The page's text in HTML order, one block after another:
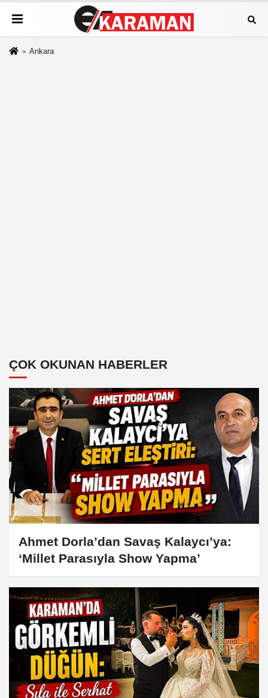
Ankara
ÇOK OKUNAN HABERLER
Ahmet Dorla’dan Savaş Kalaycı’ya:
‘Millet Parasıyla Show Yapma’